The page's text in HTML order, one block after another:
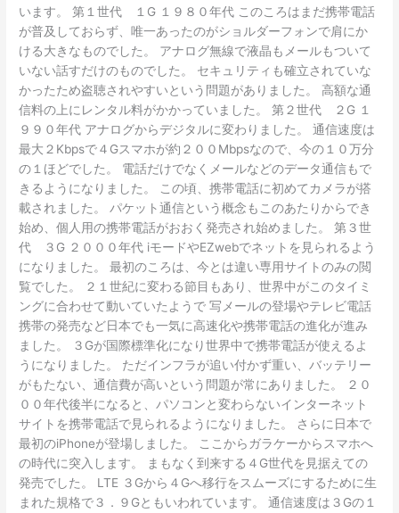
います。 第１世代 １G １９８０年代 このころはまだ携帯電話
が普及しておらず、唯一あったのがショルダーフォンで肩にか
ける大きなものでした。 アナログ無線で液晶もメールもついて
いない話すだけのものでした。 セキュリティも確立されていな
かったため盗聴されやすいという問題がありました。 高額な通
信料の上にレンタル料がかかっていました。 第２世代 ２G １
９９０年代 アナログからデジタルに変わりました。 通信速度は
最大２Kbpsで４Gスマホが約２００Mbpsなので、今の１０万分
の１ほどでした。 電話だけでなくメールなどのデータ通信もで
きるようになりました。 この頃、携帯電話に初めてカメラが搭
載されました。 パケット通信という概念もこのあたりからでき
始め、個人用の携帯電話がおおく発売され始めました。 第３世
代 ３G ２０００年代 iモードやEZwebでネットを見られるよう
になりました。 最初のころは、今とは違い専用サイトのみの閲
覧でした。 ２１世紀に変わる節目もあり、世界中がこのタイミ
ングに合わせて動いていたようで 写メールの登場やテレビ電話
携帯の発売など日本でも一気に高速化や携帯電話の進化が進み
ました。 ３Gが国際標準化になり世界中で携帯電話が使えるよ
うになりました。 ただインフラが追い付かず重い、バッテリー
がもたない、通信費が高いという問題が常にありました。 ２０
００年代後半になると、パソコンと変わらないインターネット
サイトを携帯電話で見られるようになりました。 さらに日本で
最初のiPhoneが登場しました。 ここからガラケーからスマホへ
の時代に突入します。 まもなく到来する４G世代を見据えての
発売でした。 LTE ３Gから４Gへ移行をスムーズにするために生
まれた規格で３．９Gともいわれています。 通信速度は３Gの１